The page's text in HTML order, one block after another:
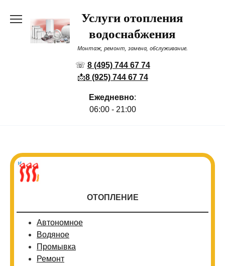
содержанию
Услуги отопления
водоснабжения
Монтаж, ремонт, замена, обслуживание.
☏ 8 (495) 744 67 74
📩8 (925) 744 67 74
Ежедневно:
06:00 - 21:00
ОТОПЛЕНИЕ
Автономное
Водяное
Промывка
Ремонт